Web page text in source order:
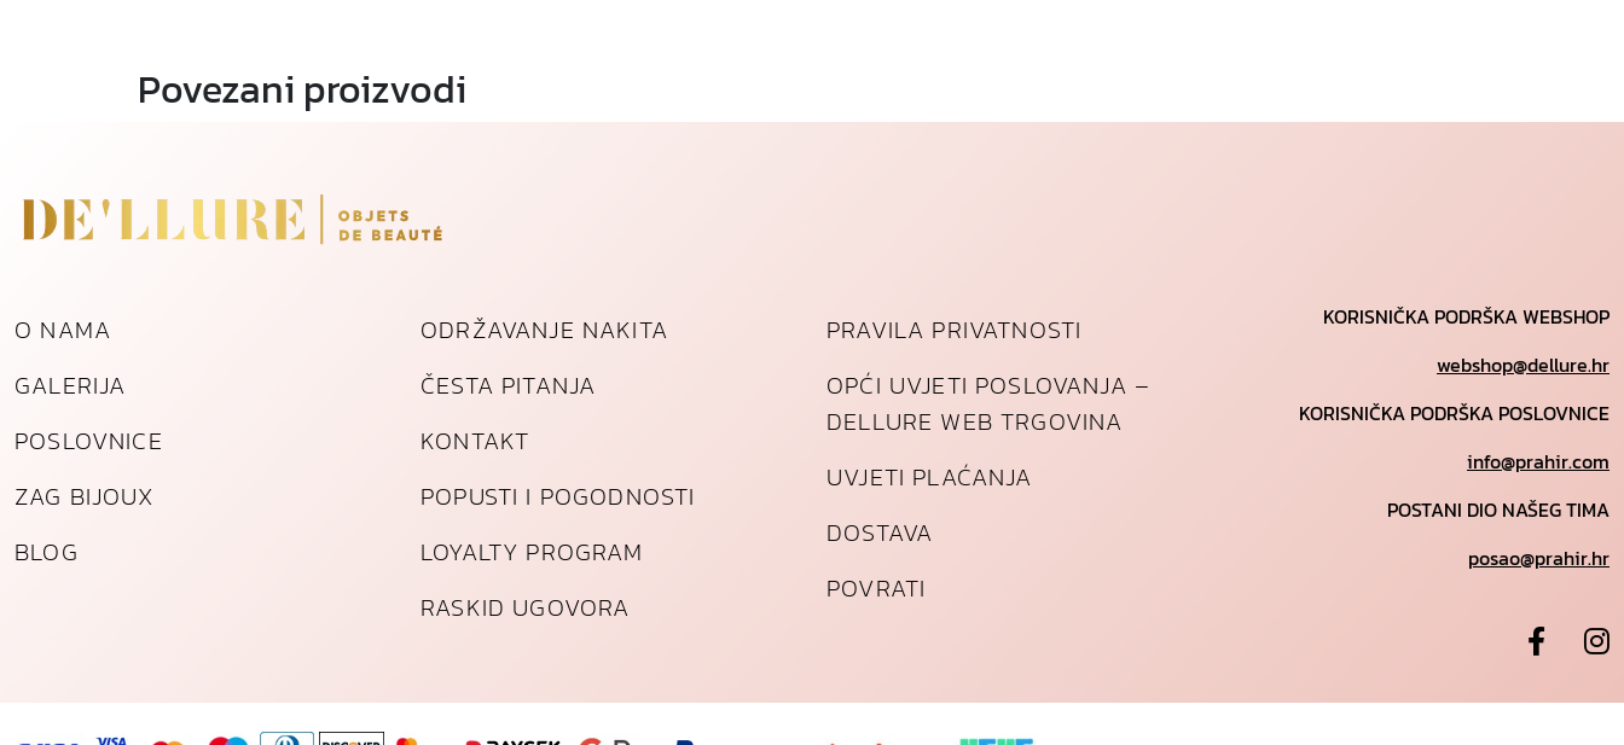
Povezani proizvodi
O NAMA
GALERIJA
POSLOVNICE
ZAG BIJOUX
BLOG
ODRŽAVANJE NAKITA
ČESTA PITANJA
KONTAKT
POPUSTI I POGODNOSTI
LOYALTY PROGRAM
RASKID UGOVORA
PRAVILA PRIVATNOSTI
OPĆI UVJETI POSLOVANJA –
DELLURE WEB TRGOVINA
UVJETI PLAĆANJA
DOSTAVA
POVRATI
KORISNIČKA PODRŠKA WEBSHOP
webshop@dellure.hr
KORISNIČKA PODRŠKA POSLOVNICE
info@prahir.com
POSTANI DIO NAŠEG TIMA
posao@prahir.hr